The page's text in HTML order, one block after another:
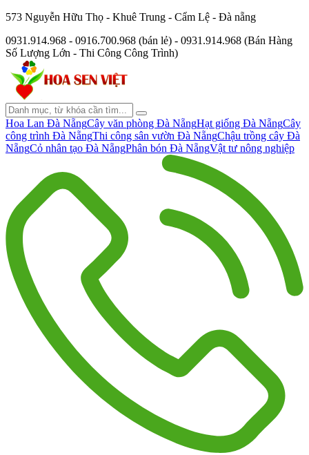
573 Nguyễn Hữu Thọ - Khuê Trung - Cẩm Lệ - Đà nẵng
0931.914.968 - 0916.700.968 (bán lẻ) - 0931.914.968 (Bán Hàng
Số Lượng Lớn - Thi Công Công Trình)
Hoa Lan Đà NẵngCây văn phòng Đà NẵngHạt giống Đà NẵngCây
công trình Đà NẵngThi công sân vườn Đà NẵngChậu trồng cây Đà
NẵngCỏ nhân tạo Đà NẵngPhân bón Đà NẵngVật tư nông nghiệp